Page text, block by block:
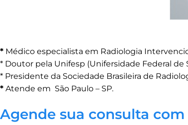
* Médico especialista em Radiologia
* Doutor pela Unifesp (Unifersidade Federal de
* Presidente da Sociedade Brasileira de
* Atende em São Paulo – SP.
Agende sua consulta